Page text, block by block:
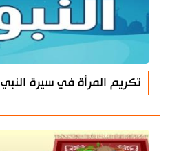
تكريم المرأة في سيرة